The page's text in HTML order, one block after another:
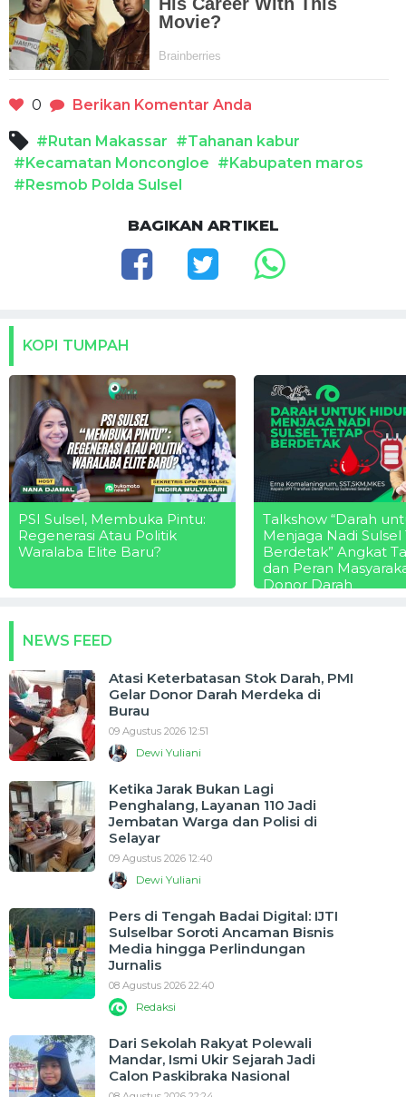
0 Berikan Komentar Anda
#Rutan Makassar #Tahanan kabur
#Kecamatan Moncongloe #Kabupaten maros
#Resmob Polda Sulsel
BAGIKAN ARTIKEL
KOPI TUMPAH
PSI Sulsel, Membuka Pintu:
Regenerasi Atau Politik
Waralaba Elite Baru?
Talkshow “Darah
Menjaga Nadi Sulsel
Berdetak” Angkat
dan Peran
Donor Darah
NEWS FEED
Atasi Keterbatasan Stok Darah, PMI
Gelar Donor Darah Merdeka di
Burau
09 Agustus 2026 12:51
Dewi Yuliani
Ketika Jarak Bukan Lagi
Penghalang, Layanan 110 Jadi
Jembatan Warga dan Polisi di
Selayar
09 Agustus 2026 12:40
Dewi Yuliani
Pers di Tengah Badai Digital: IJTI
Sulselbar Soroti Ancaman Bisnis
Media hingga Perlindungan
Jurnalis
08 Agustus 2026 22:40
Redaksi
Dari Sekolah Rakyat Polewali
Mandar, Ismi Ukir Sejarah Jadi
Calon Paskibraka Nasional